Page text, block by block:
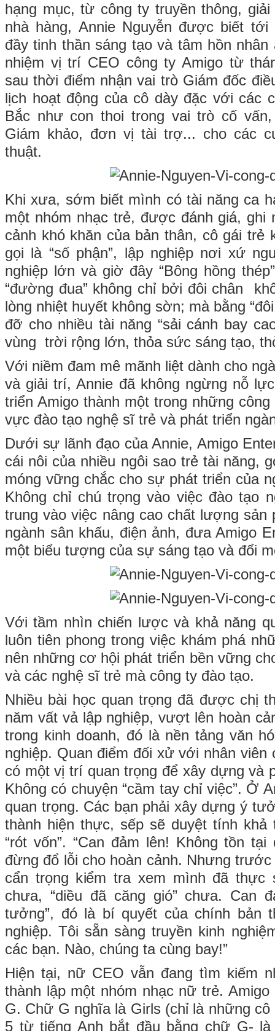
hạng mục, từ công ty truyền thông,
nhà hàng, Annie Nguyễn được biết tới
đầy tinh thần sáng tạo và tâm hồn nhân
nhiệm vị trí CEO công ty Amigo từ
sau thời điểm nhận vai trò Giám đốc
lịch hoạt động của cô dày đặc với các
Bắc như con thoi trong vai trò cố
Giám khảo, đơn vị tài trợ... cho các
thuật.
Khi xưa, sớm biết mình có tài năng ca
một nhóm nhạc trẻ, được đánh giá, ghi
cảnh khó khăn của bản thân, cô gái trẻ
gọi là “số phận”, lập nghiệp nơi xứ
nghiệp lớn và giờ đây “Bông hồng
“đường đua” không chỉ bởi đôi chân
lòng nhiệt huyết không sờn; mà bằng
đỡ cho nhiều tài năng “sải cánh bay
vùng trời rộng lớn, thỏa sức sáng tạo,
Với niềm đam mê mãnh liệt dành cho
và giải trí, Annie đã không ngừng nỗ
triển Amigo thành một trong những
vực đào tạo nghệ sĩ trẻ và phát triển
Dưới sự lãnh đạo của Annie, Amigo
cái nôi của nhiều ngôi sao trẻ tài năng,
móng vững chắc cho sự phát triển của
Không chỉ chú trọng vào việc đào tạo
trung vào việc nâng cao chất lượng sản
ngành sân khấu, điện ảnh, đưa Amigo
một biểu tượng của sự sáng tạo và đổi
Với tầm nhìn chiến lược và khả năng
luôn tiên phong trong việc khám phá
nên những cơ hội phát triển bền vững
và các nghệ sĩ trẻ mà công ty đào tạo.
Nhiều bài học quan trọng đã được chị
năm vất vả lập nghiệp, vượt lên hoàn
trong kinh doanh, đó là nền tảng văn
nghiệp. Quan điểm đối xử với nhân viên
có một vị trí quan trọng để xây dựng và
Không có chuyện “cầm tay chỉ việc”. Ở
quan trọng. Các bạn phải xây dựng ý
thành hiện thực, sếp sẽ duyệt tính
“rót vốn”. “Can đảm lên! Không tồn tại
đừng đổ lỗi cho hoàn cảnh. Nhưng
cẩn trọng kiểm tra xem mình đã thực
chưa, “diều đã căng gió” chưa. Can
tưởng”, đó là bí quyết của chính bản
nghiệp. Tôi sẵn sàng truyền kinh
các bạn. Nào, chúng ta cùng bay!”
Hiện tại, nữ CEO vẫn đang tìm kiếm
thành lập một nhóm nhạc nữ trẻ.
G. Chữ G nghĩa là Girls (chỉ là những
5 từ tiếng Anh bắt đầu bằng chữ G-